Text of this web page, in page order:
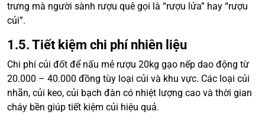
trưng mà người sành rượu quê gọi là “rượu lửa” hay “rượu
củi”.
1.5. Tiết kiệm chi phí nhiên liệu
Chi phí củi đốt để nấu mẻ rượu 20kg gạo nếp dao động từ
20.000 – 40.000 đồng tùy loại củi và khu vực. Các loại củi
nhãn, củi keo, củi bạch đàn có nhiệt lượng cao và thời gian
cháy bền giúp tiết kiệm củi hiệu quả.